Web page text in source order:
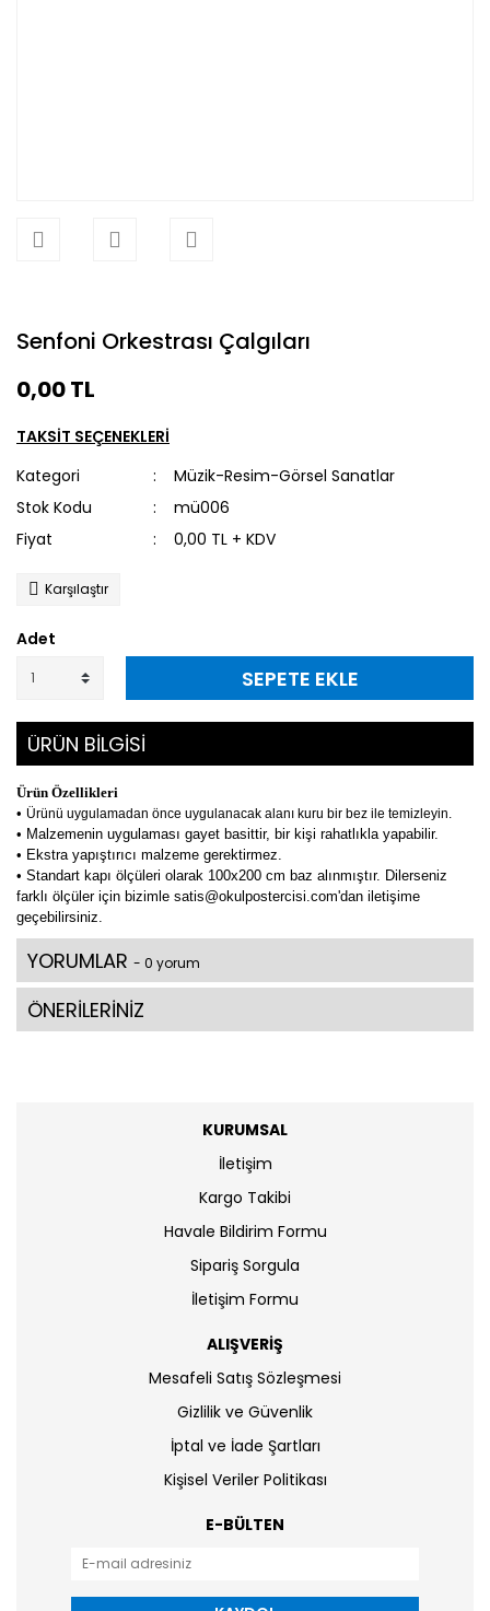
Senfoni Orkestrası Çalgıları
0,00 TL
TAKSİT SEÇENEKLERİ
Kategori
Müzik-Resim-Görsel Sanatlar
Stok Kodu
mü006
Fiyat
0,00 TL + KDV
Karşılaştır
Adet
SEPETE EKLE
ÜRÜN BİLGİSİ
Ürün Özellikleri
• Ürünü uygulamadan önce uygulanacak alanı kuru bir bez ile temizleyin.
• Malzemenin uygulaması gayet basittir, bir kişi rahatlıkla yapabilir.
• Ekstra yapıştırıcı malzeme gerektirmez.
• Standart kapı ölçüleri olarak 100x200 cm baz alınmıştır. Dilerseniz
farklı ölçüler için bizimle satis@okulpostercisi.com'dan iletişime
geçebilirsiniz.
YORUMLAR - 0 yorum
ÖNERİLERİNİZ
KURUMSAL
İletişim
Kargo Takibi
Havale Bildirim Formu
Sipariş Sorgula
İletişim Formu
ALIŞVERİŞ
Mesafeli Satış Sözleşmesi
Gizlilik ve Güvenlik
İptal ve İade Şartları
Kişisel Veriler Politikası
E-BÜLTEN